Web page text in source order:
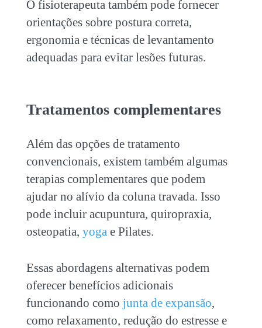
O fisioterapeuta também pode fornecer
orientações sobre postura correta,
ergonomia e técnicas de levantamento
adequadas para evitar lesões futuras.
Tratamentos complementares
Além das opções de tratamento
convencionais, existem também algumas
terapias complementares que podem
ajudar no alívio da coluna travada. Isso
pode incluir acupuntura, quiropraxia,
osteopatia, yogae Pilates.
Essas abordagens alternativas podem
oferecer benefícios adicionais
funcionando como junta de expansão,
como relaxamento, redução do estresse e